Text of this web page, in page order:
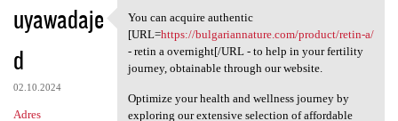
uyawadaje
d
02.10.2024
Adres
You can acquire authentic
You can acquire authentic
[URL=https://bulgariannature.com/product/retin-a/
- retin a overnight[/URL - to help in your fertility
journey, obtainable through our website.
Optimize your health and wellness journey by
exploring our extensive selection of affordable